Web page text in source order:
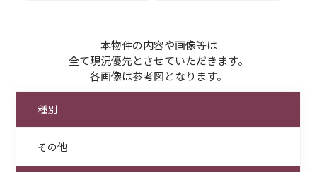
本物件の内容や画像等は
全て現況優先とさせていただきます。
各画像は参考図となります。
種別
その他